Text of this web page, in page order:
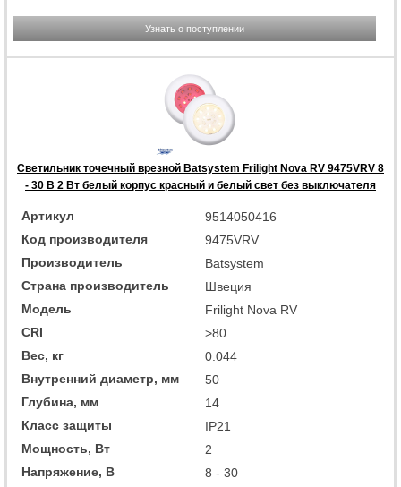
Узнать о поступлении
Светильник точечный врезной Batsystem Frilight Nova RV 9475VRV 8
- 30 В 2 Вт белый корпус красный и белый свет без выключателя
Артикул
9514050416
Код производителя
9475VRV
Производитель
Batsystem
Страна производитель
Швеция
Модель
Frilight Nova RV
CRI
>80
Вес, кг
0.044
Внутренний диаметр, мм
50
Глубина, мм
14
Класс защиты
IP21
Мощность, Вт
2
Напряжение, В
8 - 30